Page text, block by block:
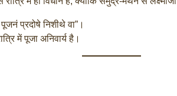
पूजनं प्रदोषे निशीथे वा”।
में पूजा अनिवार्य है।